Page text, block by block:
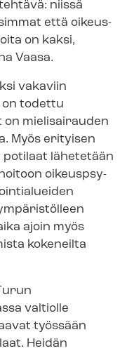
niissä
että oi­keus­
on kaksi,
Vaasa.
vakaviin
on todettu
on mielisairauden
Myös erityisen
potilaat lähetetään
oi­keus­p­sy­
ajoin myös
kokeneilta
valtiolle
työssään
Heidän